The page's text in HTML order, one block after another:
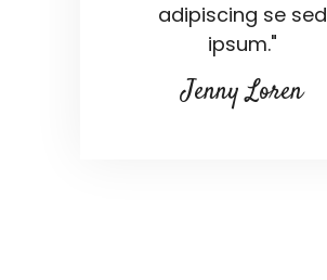
adipiscing se sed
ipsum."
Jenny Loren